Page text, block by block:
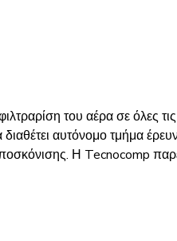
του αέρα σε όλες τις
αυτόνομο τμήμα
Η Tecnocomp